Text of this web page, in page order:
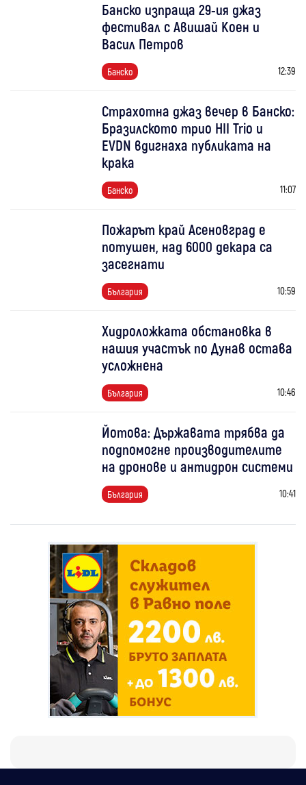
Банско изпраща 29-ия джаз
фестивал с Авишай Коен и
Васил Петров
Банско 12:39
Страхотна джаз вечер в Банско:
Бразилското трио HII Trio и
EVDN вдигнаха публиката на
крака
Банско 11:07
Пожарът край Асеновград е
потушен, над 6000 декара са
засегнати
България 10:59
Хидроложката обстановка в
нашия участък по Дунав остава
усложнена
България 10:46
Йотова: Държавата трябва да
подпомогне производителите
на дронове и антидрон системи
България 10:41